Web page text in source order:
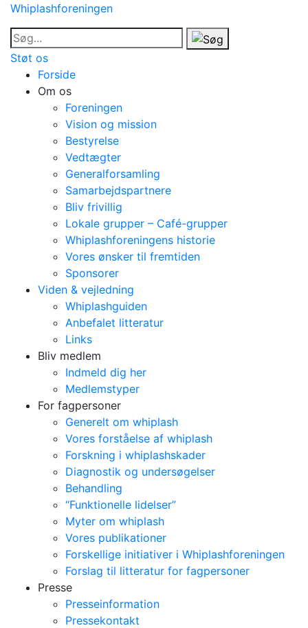
Whiplashforeningen
Støt os
Forside
Om os
Foreningen
Vision og mission
Bestyrelse
Vedtægter
Generalforsamling
Samarbejdspartnere
Bliv frivillig
Lokale grupper – Café-grupper
Whiplashforeningens historie
Vores ønsker til fremtiden
Sponsorer
Viden & vejledning
Whiplashguiden
Anbefalet litteratur
Links
Bliv medlem
Indmeld dig her
Medlemstyper
For fagpersoner
Generelt om whiplash
Vores forståelse af whiplash
Forskning i whiplashskader
Diagnostik og undersøgelser
Behandling
“Funktionelle lidelser”
Myter om whiplash
Vores publikationer
Forskellige initiativer i Whiplashforeningen
Forslag til litteratur for fagpersoner
Presse
Presseinformation
Pressekontakt